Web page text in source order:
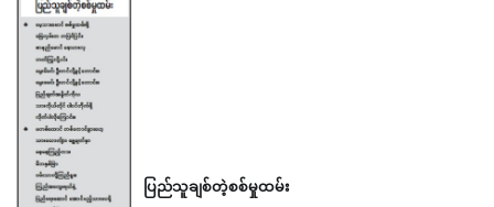
ပြည်သူချစ်တဲ့စစ်မှုထမ်း